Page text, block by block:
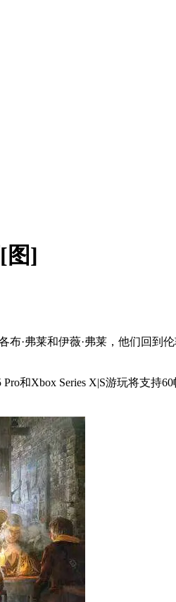
图]
·弗莱和伊薇·弗莱，他们回到
和Xbox Series X|S游玩将支持